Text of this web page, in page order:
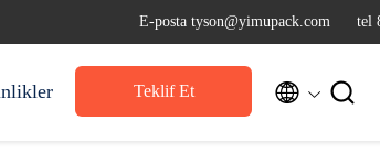
E-posta tyson@yimupack.com tel
Teklif Et  